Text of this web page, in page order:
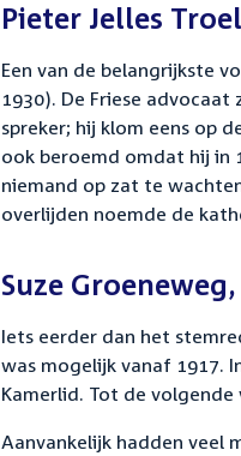
Pieter Jelles
Een van de belangrijkste
1930). De Friese
spreker; hij klom eens op
ook beroemd omdat hij in
niemand op zat te
overlijden noemde de
Suze
Iets eerder dan het
was mogelijk vanaf 1917.
Kamerlid. Tot de
Aanvankelijk hadden veel